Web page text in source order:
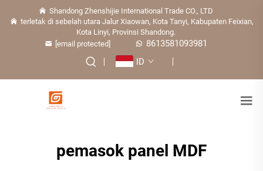
Shandong Zhenshijie International Trade CO., LTD
terletak di sebelah utara Jalur Xiaowan, Kota Tanyi, Kabupaten Feixian,
Kota Linyi, Provinsi Shandong.
[email protected]
8613581093981
ID
pemasok panel MDF